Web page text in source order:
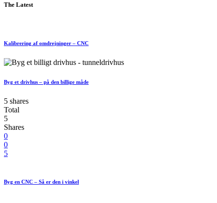
The Latest
Kalibrering af omdrejninger – CNC
Byg et drivhus – på den billige måde
5 shares
Total
5
Shares
0
0
5
Byg en CNC – Så er den i vinkel